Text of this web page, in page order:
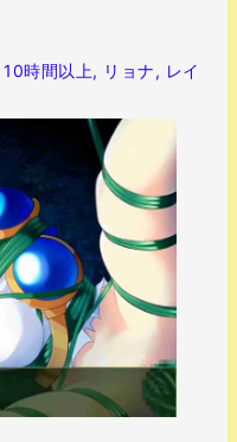
10時間以上, リョナ, レイ